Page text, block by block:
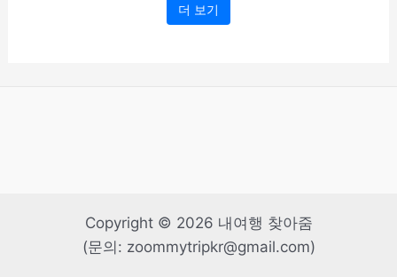
더 보기
Copyright © 2026 내여행 찾아줌
(문의: zoommytripkr@gmail.com)